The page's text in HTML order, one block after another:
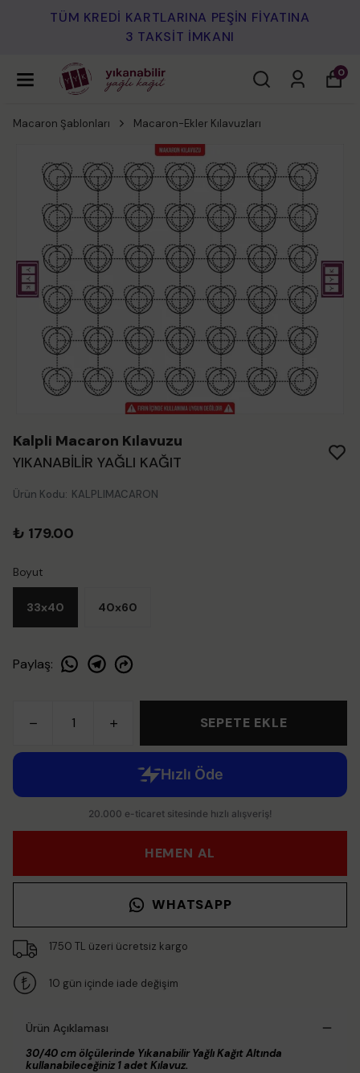
TÜM KREDİ KARTLARINA PEŞİN FİYATINA
3 TAKSİT İMKANI
0
Macaron Şablonları Macaron-Ekler Kılavuzları
Kalpli Macaron Kılavuzu
YIKANABİLİR YAĞLI KAĞIT
Ürün Kodu: KALPLIMACARON
₺ 179.00
Boyut
33x40 40x60
Paylaş:
SEPETE EKLE
HEMEN AL
WHATSAPP
1750 TL üzeri ücretsiz kargo
10 gün içinde iade değişim
Ürün Açıklaması
30/40 cm ölçülerinde Yıkanabilir Yağlı Kağıt Altında
kullanabileceğiniz 1 adet Kılavuz.